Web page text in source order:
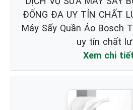
ĐỐNG ĐA UY TÍN CHẤT
Máy Sấy Quần Áo Bosch
uy tín chất
Xem chi